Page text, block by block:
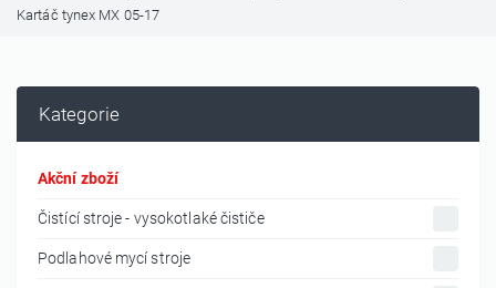
Kartáč tynex MX 05-17
Kategorie
Akční zboží
Čistící stroje - vysokotlaké čističe
Podlahové mycí stroje